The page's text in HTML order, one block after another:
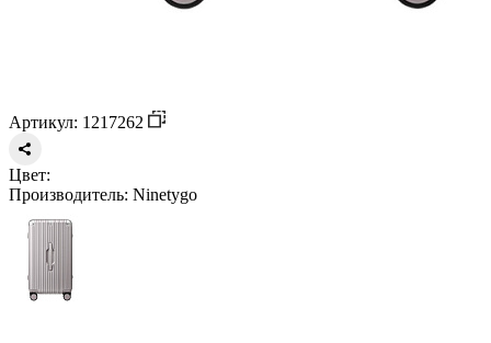
Артикул: 1217262
Цвет:
Производитель: Ninetygo